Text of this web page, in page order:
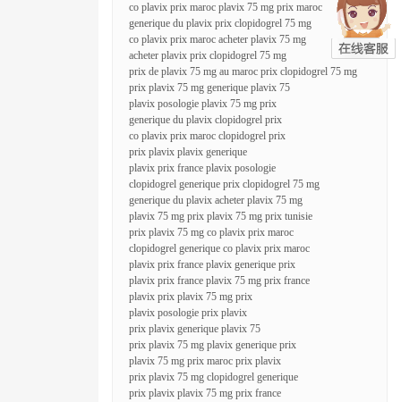
co plavix prix maroc plavix 75 mg prix maroc
generique du plavix prix clopidogrel 75 mg
co plavix prix maroc acheter plavix 75 mg
acheter plavix prix clopidogrel 75 mg
prix de plavix 75 mg au maroc prix clopidogrel 75 mg
prix plavix 75 mg generique plavix 75
plavix posologie plavix 75 mg prix
generique du plavix clopidogrel prix
co plavix prix maroc clopidogrel prix
prix plavix plavix generique
plavix prix france plavix posologie
clopidogrel generique prix clopidogrel 75 mg
generique du plavix acheter plavix 75 mg
plavix 75 mg prix plavix 75 mg prix tunisie
prix plavix 75 mg co plavix prix maroc
clopidogrel generique co plavix prix maroc
plavix prix france plavix generique prix
plavix prix france plavix 75 mg prix france
plavix prix plavix 75 mg prix
plavix posologie prix plavix
prix plavix generique plavix 75
prix plavix 75 mg plavix generique prix
plavix 75 mg prix maroc prix plavix
prix plavix 75 mg clopidogrel generique
prix plavix plavix 75 mg prix france